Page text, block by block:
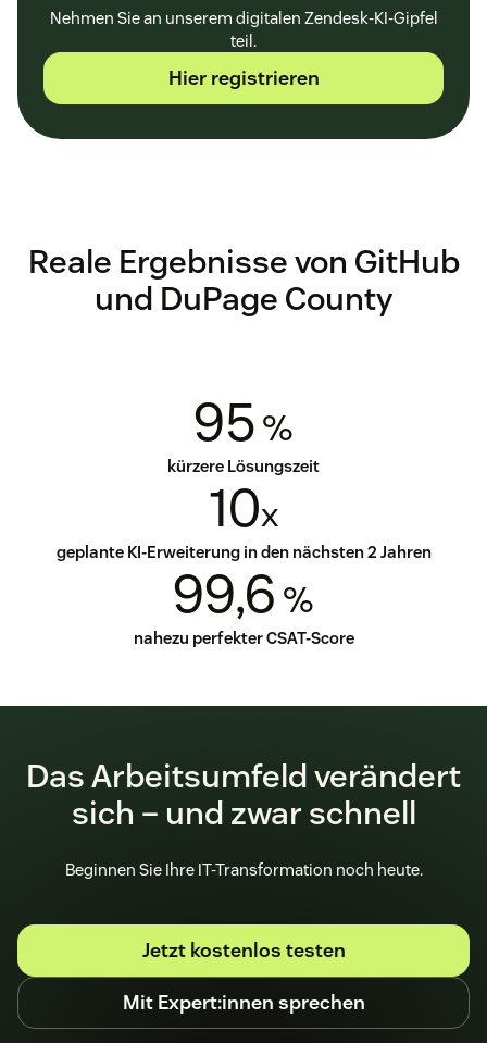
Nehmen Sie an unserem digitalen Zendesk-KI-Gipfel
teil.
Hier registrieren
Reale Ergebnisse von GitHub
und DuPage County
95%
kürzere Lösungszeit
10x
geplante KI-Erweiterung in den nächsten 2 Jahren
99,6 %
nahezu perfekter CSAT-Score
Das Arbeitsumfeld verändert
sich – und zwar schnell
Beginnen Sie Ihre IT-Transformation noch heute.
Jetzt kostenlos testen
Mit Expert:innen sprechen